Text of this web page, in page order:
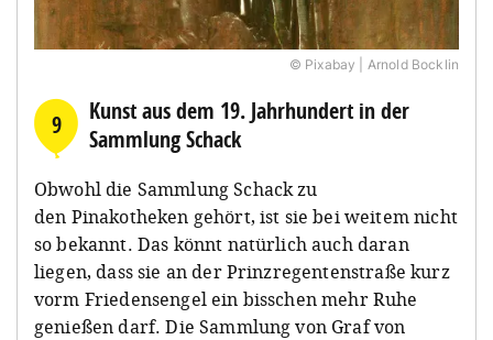
© Pixabay | Arnold Bocklin
9
Kunst aus dem 19. Jahrhundert in der
Sammlung Schack
Obwohl die Sammlung Schack zu
den Pinakotheken gehört, ist sie bei weitem nicht
so bekannt. Das könnt natürlich auch daran
liegen, dass sie an der Prinzregentenstraße kurz
vorm Friedensengel ein bisschen mehr Ruhe
genießen darf. Die Sammlung von Graf von